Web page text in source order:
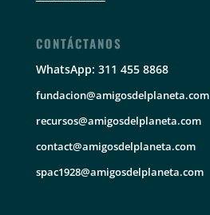
CONTÁCTANOS
WhatsApp: 311 455 8868
fundacion@amigosdelplaneta.com
recursos@amigosdelplaneta.com
contact@amigosdelplaneta.com
spac1928@amigosdelplaneta.com